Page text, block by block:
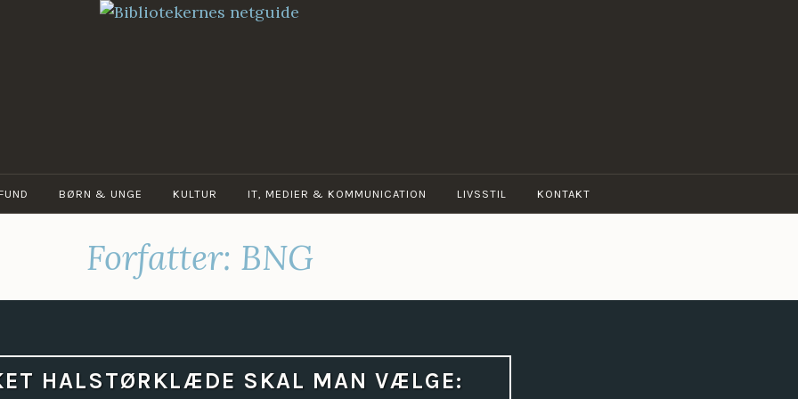
BØRN & UNGE KULTUR IT, MEDIER & KOMMUNICATION LIVSSTIL KONTAKT
Forfatter: BNG
HALSTØRKLÆDE SKAL MAN VÆLGE: